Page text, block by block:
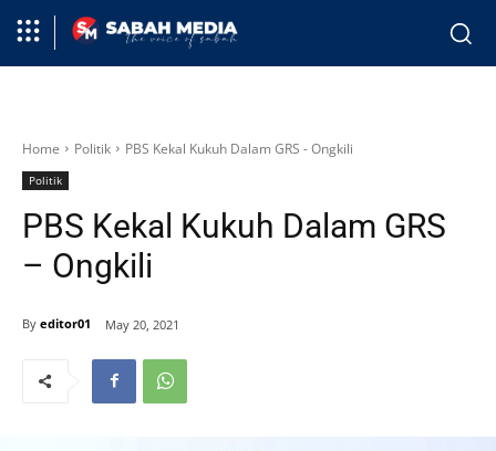
Home Politik PBS Kekal Kukuh Dalam GRS - Ongkili
Politik
PBS Kekal Kukuh Dalam GRS
– Ongkili
By editor01 May 20, 2021